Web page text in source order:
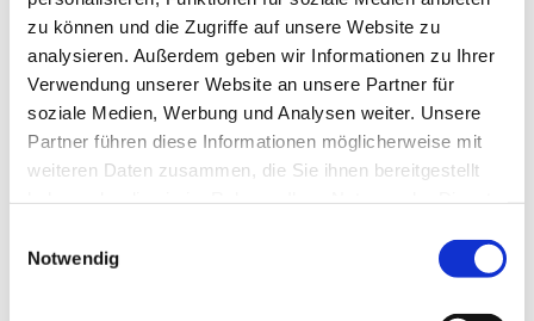
zu können und die Zugriffe auf unsere Website zu
analysieren. Außerdem geben wir Informationen zu Ihrer
Verwendung unserer Website an unsere Partner für
soziale Medien, Werbung und Analysen weiter. Unsere
Partner führen diese Informationen möglicherweise mit
weiteren Daten zusammen, die Sie ihnen bereitgestellt
Notwendig